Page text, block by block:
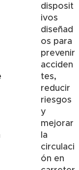
disposit
ivos
diseñad
os para
prevenir
acciden
tes,
reducir
riesgos
y
mejorar
la
circulaci
ón en